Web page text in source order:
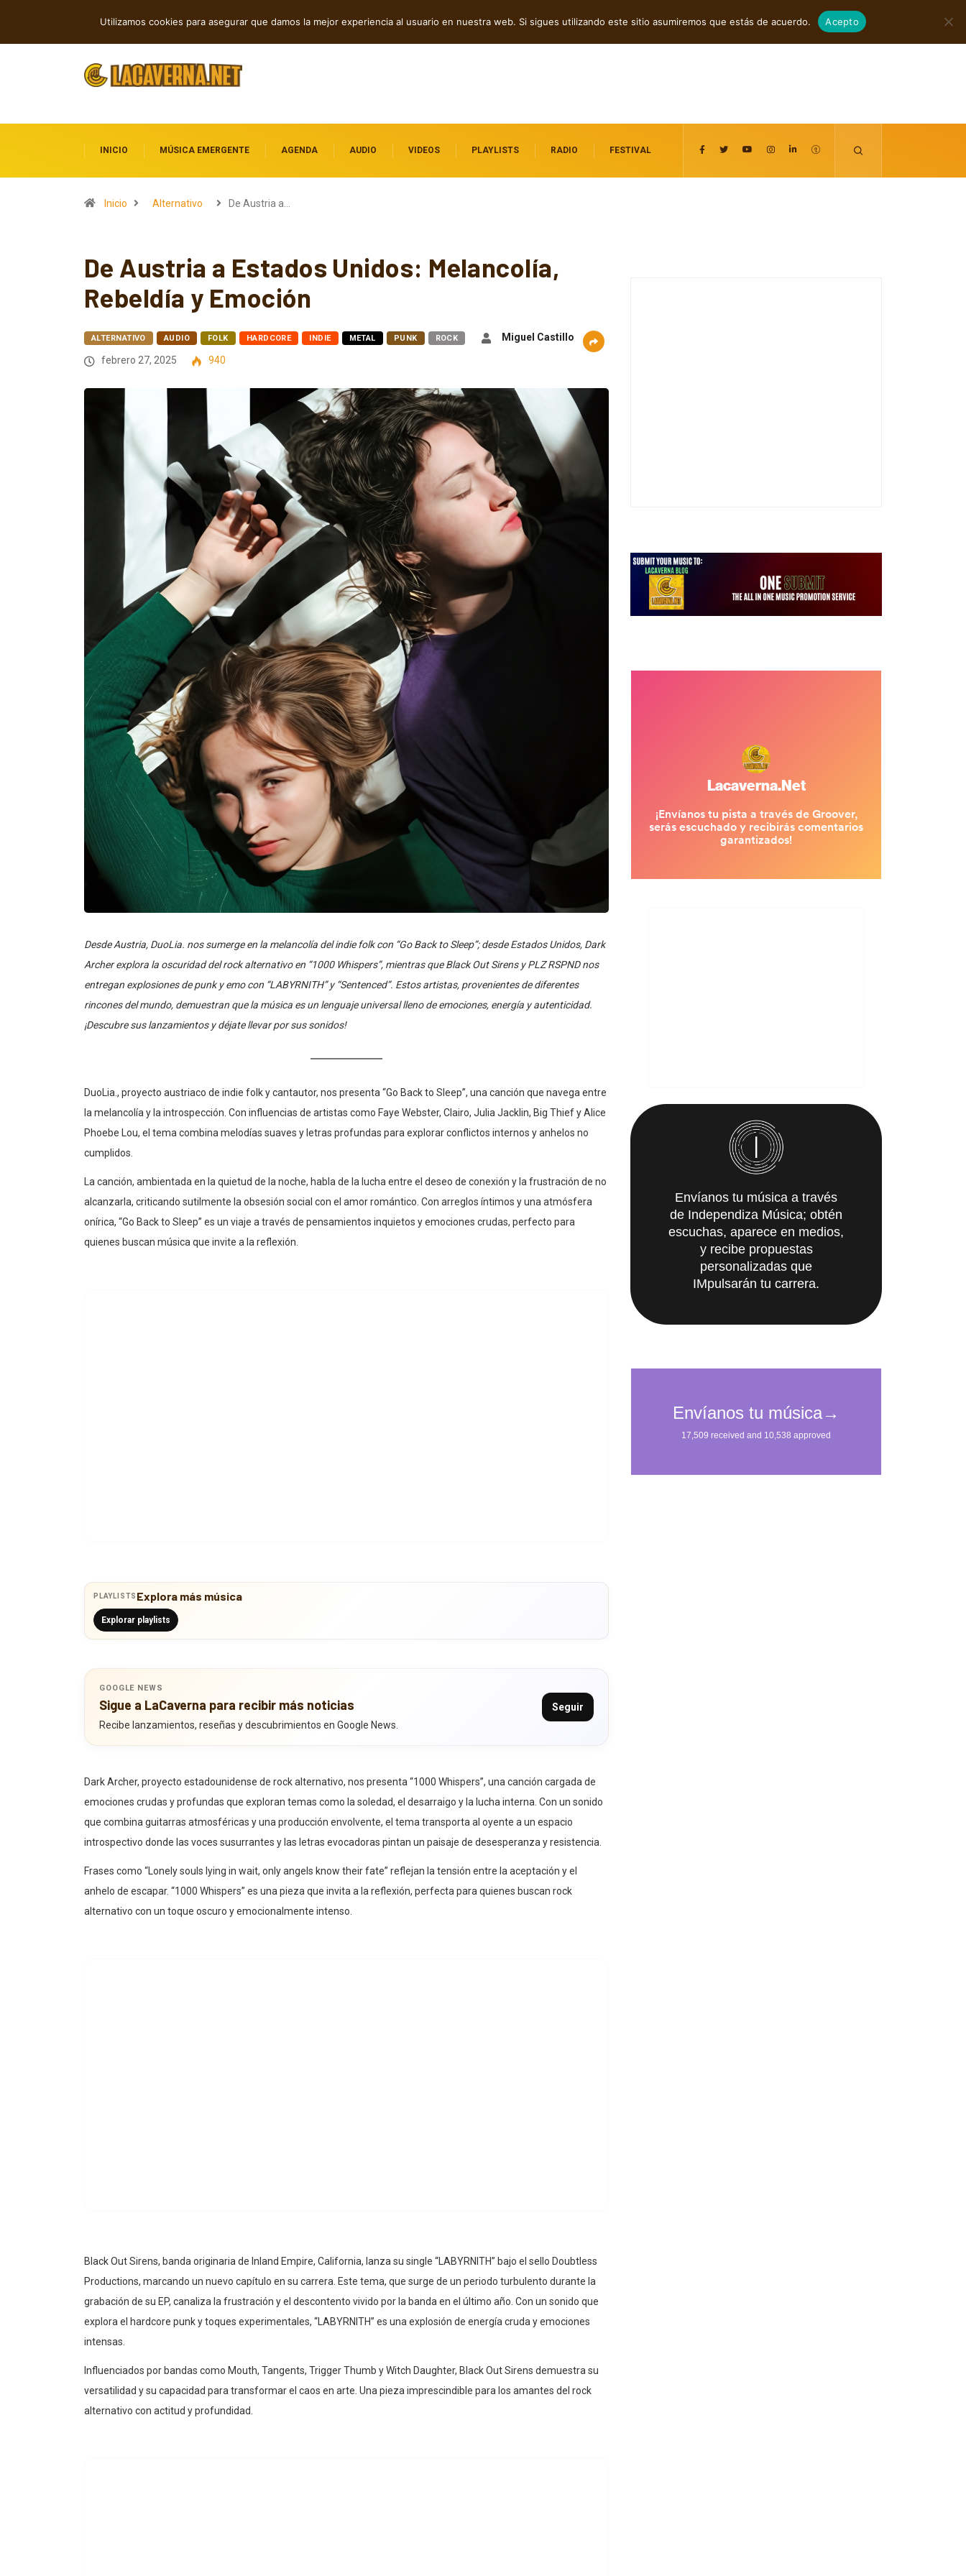
agosto 6, 2026
INICIO MÚSICA EMERGENTE AGENDA AUDIO VIDEOS PLAYLISTS RADIO FESTIVAL
Inicio Alternativo De Austria a…
De Austria a Estados Unidos: Melancolía,
Rebeldía y Emoción
ALTERNATIVO AUDIO FOLK HARDCORE INDIE METAL PUNK ROCK
Miguel Castillo
febrero 27, 2025
940
Desde Austria, DuoLia. nos sumerge en la melancolía del indie folk con “Go Back to Sleep”; desde Estados Unidos, Dark
Archer explora la oscuridad del rock alternativo en “1000 Whispers”, mientras que Black Out Sirens y PLZ RSPND nos
entregan explosiones de punk y emo con “LABYRNITH” y “Sentenced”. Estos artistas, provenientes de diferentes
rincones del mundo, demuestran que la música es un lenguaje universal lleno de emociones, energía y autenticidad.
¡Descubre sus lanzamientos y déjate llevar por sus sonidos!
DuoLia., proyecto austriaco de indie folk y cantautor, nos presenta “Go Back to Sleep”, una canción que navega entre
la melancolía y la introspección. Con influencias de artistas como Faye Webster, Clairo, Julia Jacklin, Big Thief y Alice
Phoebe Lou, el tema combina melodías suaves y letras profundas para explorar conflictos internos y anhelos no
cumplidos.
La canción, ambientada en la quietud de la noche, habla de la lucha entre el deseo de conexión y la frustración de no
alcanzarla, criticando sutilmente la obsesión social con el amor romántico. Con arreglos íntimos y una atmósfera
onírica, “Go Back to Sleep” es un viaje a través de pensamientos inquietos y emociones crudas, perfecto para
quienes buscan música que invite a la reflexión.
PLAYLISTS Explora más música
Explorar playlists
GOOGLE NEWS
Sigue a LaCaverna para recibir más noticias
Recibe lanzamientos, reseñas y descubrimientos en Google News.
Seguir
Dark Archer, proyecto estadounidense de rock alternativo, nos presenta “1000 Whispers”, una canción cargada de
emociones crudas y profundas que exploran temas como la soledad, el desarraigo y la lucha interna. Con un sonido
que combina guitarras atmosféricas y una producción envolvente, el tema transporta al oyente a un espacio
introspectivo donde las voces susurrantes y las letras evocadoras pintan un paisaje de desesperanza y resistencia.
Frases como “Lonely souls lying in wait, only angels know their fate” reflejan la tensión entre la aceptación y el
anhelo de escapar. “1000 Whispers” es una pieza que invita a la reflexión, perfecta para quienes buscan rock
alternativo con un toque oscuro y emocionalmente intenso.
Black Out Sirens, banda originaria de Inland Empire, California, lanza su single “LABYRNITH” bajo el sello Doubtless
Productions, marcando un nuevo capítulo en su carrera. Este tema, que surge de un periodo turbulento durante la
grabación de su EP, canaliza la frustración y el descontento vivido por la banda en el último año. Con un sonido que
explora el hardcore punk y toques experimentales, “LABYRNITH” es una explosión de energía cruda y emociones
intensas.
Influenciados por bandas como Mouth, Tangents, Trigger Thumb y Witch Daughter, Black Out Sirens demuestra su
versatilidad y su capacidad para transformar el caos en arte. Una pieza imprescindible para los amantes del rock
alternativo con actitud y profundidad.
Envíanos tu música a través
de Independiza Música; obtén
escuchas, aparece en medios,
y recibe propuestas
personalizadas que
IMpulsarán tu carrera.
Utilizamos cookies para asegurar que damos la mejor experiencia al usuario en nuestra web. Si sigues utilizando este sitio asumiremos que estás de acuerdo. Acepto